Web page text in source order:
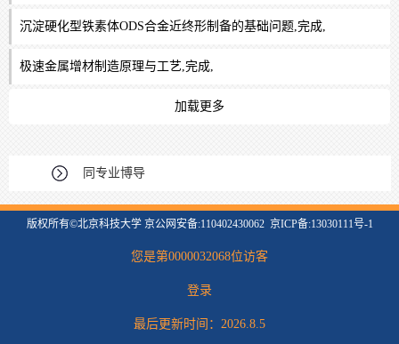
沉淀硬化型铁素体ODS合金近终形制备的基础问题,完成,
极速金属增材制造原理与工艺,完成,
加载更多
同专业博导
版权所有©北京科技大学 京公网安备:110402430062 京ICP备:13030111号-1
您是第0000032068位访客
登录
最后更新时间： 2026.8.5